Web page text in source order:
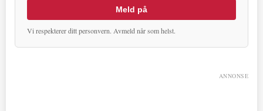
Meld på
Vi respekterer ditt personvern. Avmeld når som helst.
ANNONSE